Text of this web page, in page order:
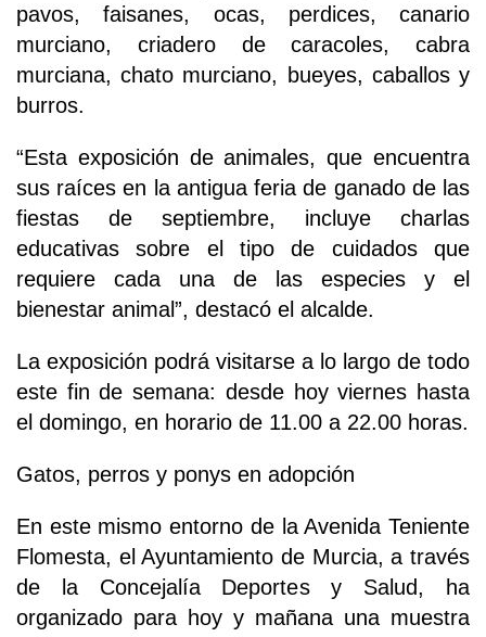
pavos, faisanes, ocas, perdices, canario
murciano, criadero de caracoles, cabra
murciana, chato murciano, bueyes, caballos y
burros.
“Esta exposición de animales, que encuentra
sus raíces en la antigua feria de ganado de las
fiestas de septiembre, incluye charlas
educativas sobre el tipo de cuidados que
requiere cada una de las especies y el
bienestar animal”, destacó el alcalde.
La exposición podrá visitarse a lo largo de todo
este fin de semana: desde hoy viernes hasta
el domingo, en horario de 11.00 a 22.00 horas.
Gatos, perros y ponys en adopción
En este mismo entorno de la Avenida Teniente
Flomesta, el Ayuntamiento de Murcia, a través
de la Concejalía Deportes y Salud, ha
organizado para hoy y mañana una muestra